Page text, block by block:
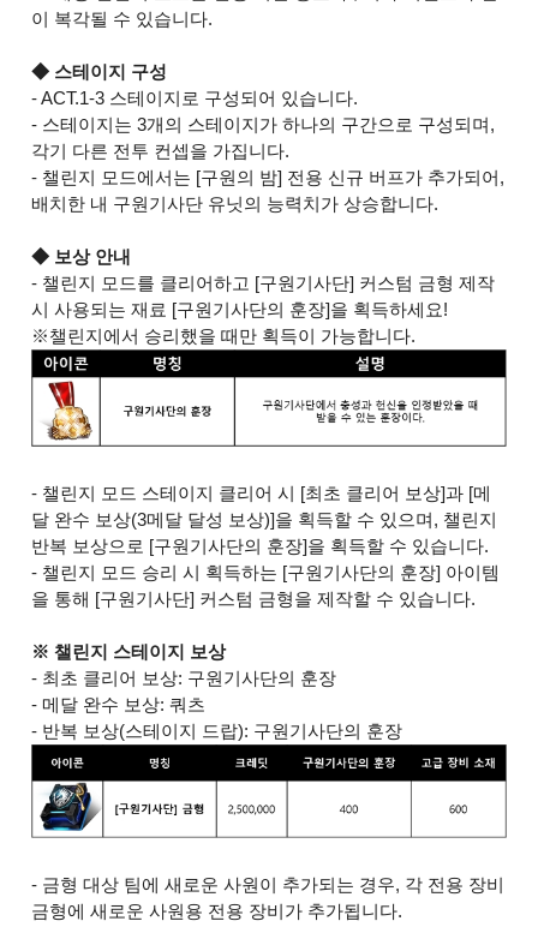
이 복각될 수 있습니다.
◆ 스테이지 구성
- ACT.1-3 스테이지로 구성되어 있습니다.
- 스테이지는 3개의 스테이지가 하나의 구간으로 구성되며,
각기 다른 전투 컨셉을 가집니다.
- 챌린지 모드에서는 [구원의 밤] 전용 신규 버프가 추가되어,
배치한 내 구원기사단 유닛의 능력치가 상승합니다.
◆ 보상 안내
- 챌린지 모드를 클리어하고 [구원기사단] 커스텀 금형 제작
시 사용되는 재료 [구원기사단의 훈장]을 획득하세요!
※챌린지에서 승리했을 때만 획득이 가능합니다.
- 챌린지 모드 스테이지 클리어 시 [최초 클리어 보상]과 [메
달 완수 보상(3메달 달성 보상)]을 획득할 수 있으며, 챌린지
반복 보상으로 [구원기사단의 훈장]을 획득할 수 있습니다.
- 챌린지 모드 승리 시 획득하는 [구원기사단의 훈장] 아이템
을 통해 [구원기사단] 커스텀 금형을 제작할 수 있습니다.
※ 챌린지 스테이지 보상
- 최초 클리어 보상: 구원기사단의 훈장
- 메달 완수 보상: 쿼츠
- 반복 보상(스테이지 드랍): 구원기사단의 훈장
- 금형 대상 팀에 새로운 사원이 추가되는 경우, 각 전용 장비
금형에 새로운 사원용 전용 장비가 추가됩니다.